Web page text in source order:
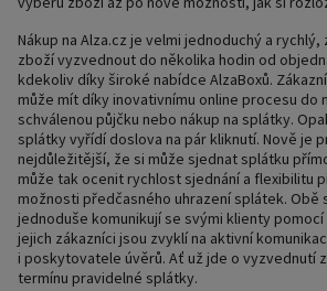
Nákup na Alza.cz je velmi jednoduchý a
zboží vyzvednout do několika hodin od
kdekoliv díky široké nabídce AlzaBoxů.
může mít díky inovativnímu online procesu do
schválenou půjčku nebo nákup na splátky.
splátky vyřídí doslova na pár kliknutí. Nově je
nejdůležitější, že si může sjednat splátku
může tak ocenit rychlost sjednání a flexibilitu
možnosti předčasného uhrazení splátek. Obě
jednoduše komunikují se svými klienty pomocí
jejich zákazníci jsou zvyklí na aktivní
i poskytovatele úvěrů. Ať už jde o vyzvednutí
termínu pravidelné splátky.